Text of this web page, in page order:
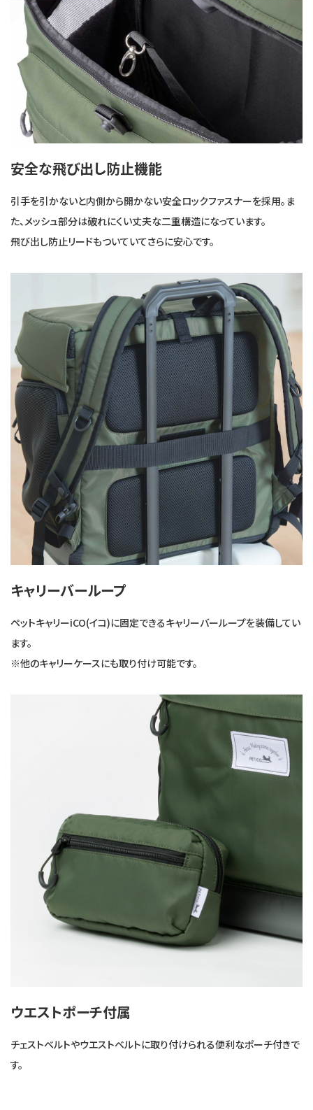
安全な飛び出し防止機能
引手を引かないと内側から開かない安全ロックファスナーを採用。ま
た、メッシュ部分は破れにくい丈夫な二重構造になっています。
飛び出し防止リードもついていてさらに安心です。
キャリーバーループ
ペットキャリーiCO(イコ)に固定できるキャリーバーループを装備してい
ます。
※他のキャリーケースにも取り付け可能です。
ウエストポーチ付属
チェストベルトやウエストベルトに取り付けられる便利なポーチ付きで
す。